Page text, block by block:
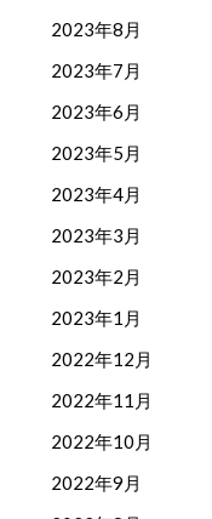
2023年8月
2023年7月
2023年6月
2023年5月
2023年4月
2023年3月
2023年2月
2023年1月
2022年12月
2022年11月
2022年10月
2022年9月